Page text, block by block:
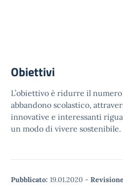
Obiettivi
L’obiettivo è ridurre il
abbandono scolastico,
innovative e interessanti
un modo di vivere sostenibile.
Pubblicato: 19.01.2020 -